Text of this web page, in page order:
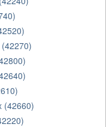
(42660)